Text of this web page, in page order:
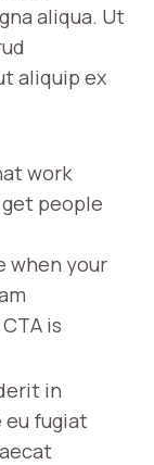
aliqua. Ut
aliquip ex
work
get people
when your
is
in
eu fugiat